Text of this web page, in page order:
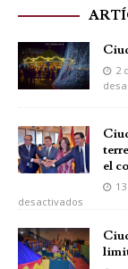
2
el
desactivados